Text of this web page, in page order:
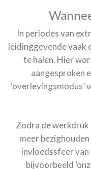
In periodes van
leidinggevende vaak
te halen. Hier
aangesproken
Zodra de
meer
invloedssfeer
bijvoorbeeld